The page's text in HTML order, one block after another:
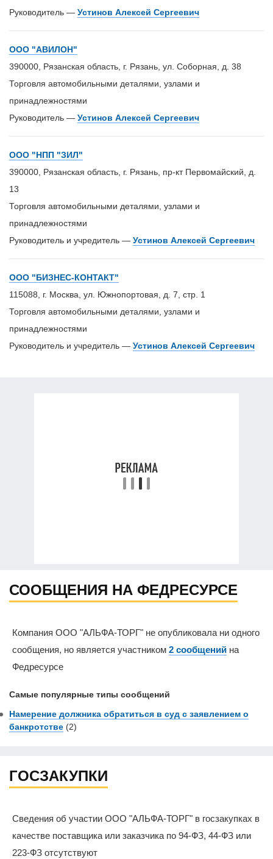
Руководитель — Устинов Алексей Сергеевич
ООО "АВИЛОН"
390000, Рязанская область, г. Рязань, ул. Соборная, д. 38
Торговля автомобильными деталями, узлами и
принадлежностями
Руководитель — Устинов Алексей Сергеевич
ООО "НПП "ЗИЛ"
390000, Рязанская область, г. Рязань, пр-кт Первомайский, д.
13
Торговля автомобильными деталями, узлами и
принадлежностями
Руководитель и учредитель — Устинов Алексей Сергеевич
ООО "БИЗНЕС-КОНТАКТ"
115088, г. Москва, ул. Южнопортовая, д. 7, стр. 1
Торговля автомобильными деталями, узлами и
принадлежностями
Руководитель и учредитель — Устинов Алексей Сергеевич
СООБЩЕНИЯ НА ФЕДРЕСУРСЕ
Компания ООО "АЛЬФА-ТОРГ" не опубликовала ни одного
сообщения, но является участником 2 сообщений на
Федресурсе
Самые популярные типы сообщений
Намерение должника обратиться в суд с заявлением о
банкротстве (2)
ГОСЗАКУПКИ
Сведения об участии ООО "АЛЬФА-ТОРГ" в госзакупках в
качестве поставщика или заказчика по 94-ФЗ, 44-ФЗ или
223-ФЗ отсутствуют